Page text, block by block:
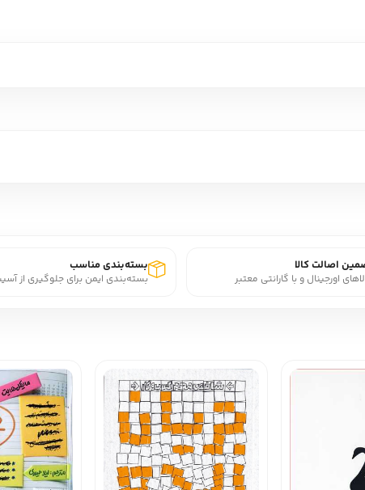
اصالت کالا
اورجینال و با گارانتی معتبر
بسته‌بندی مناسب
بسته‌بندی ایمن برای جلوگیری از